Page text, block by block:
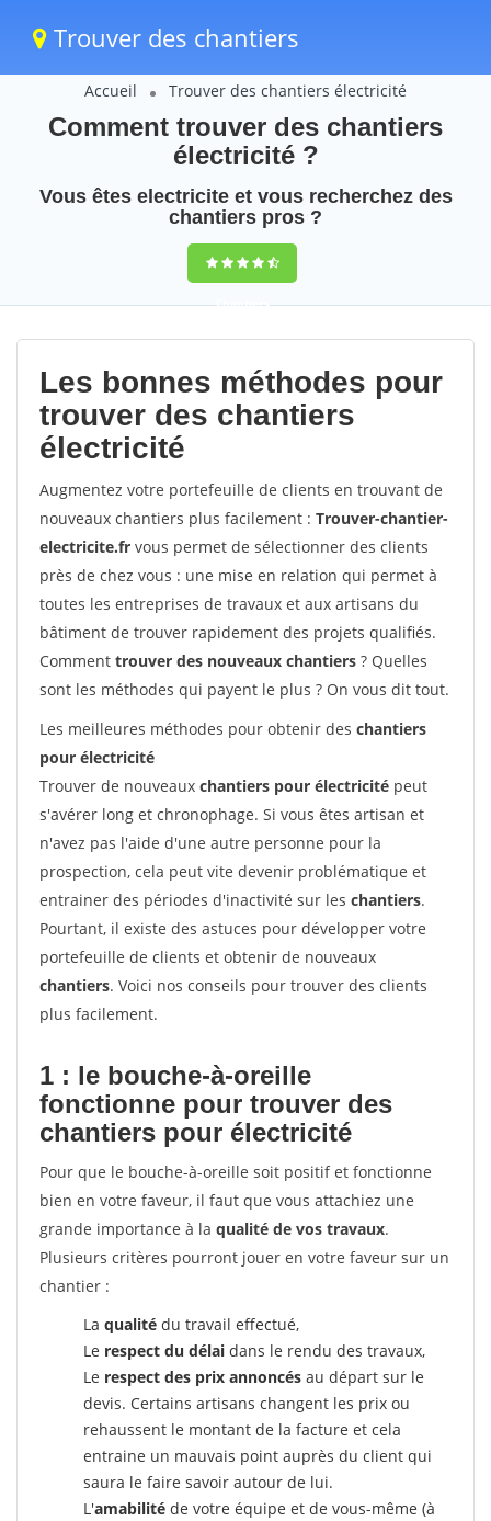
Trouver des chantiers
Accueil Trouver des chantiers électricité
Comment trouver des chantiers
électricité ?
Vous êtes electricite et vous recherchez des
chantiers pros ?
Chantiers
electricite en
France
9,5(100%)231
Les bonnes méthodes pour
trouver des chantiers
électricité
Augmentez votre portefeuille de clients en trouvant de
nouveaux chantiers plus facilement : Trouver-chantier-
electricite.fr vous permet de sélectionner des clients
près de chez vous : une mise en relation qui permet à
toutes les entreprises de travaux et aux artisans du
bâtiment de trouver rapidement des projets qualifiés.
Comment trouver des nouveaux chantiers ? Quelles
sont les méthodes qui payent le plus ? On vous dit tout.
Les meilleures méthodes pour obtenir des chantiers
pour électricité
Trouver de nouveaux chantiers pour électricité peut
s'avérer long et chronophage. Si vous êtes artisan et
n'avez pas l'aide d'une autre personne pour la
prospection, cela peut vite devenir problématique et
entrainer des périodes d'inactivité sur les chantiers.
Pourtant, il existe des astuces pour développer votre
portefeuille de clients et obtenir de nouveaux
chantiers. Voici nos conseils pour trouver des clients
plus facilement.
1 : le bouche-à-oreille
fonctionne pour trouver des
chantiers pour électricité
Pour que le bouche-à-oreille soit positif et fonctionne
bien en votre faveur, il faut que vous attachiez une
grande importance à la qualité de vos travaux.
Plusieurs critères pourront jouer en votre faveur sur un
chantier :
La qualité du travail effectué,
Le respect du délai dans le rendu des travaux,
Le respect des prix annoncés au départ sur le
devis. Certains artisans changent les prix ou
rehaussent le montant de la facture et cela
entraine un mauvais point auprès du client qui
saura le faire savoir autour de lui.
L'amabilité de votre équipe et de vous-même (à